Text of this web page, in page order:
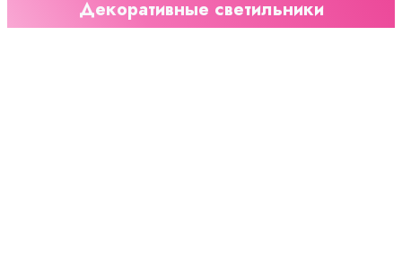
Декоративные светильники